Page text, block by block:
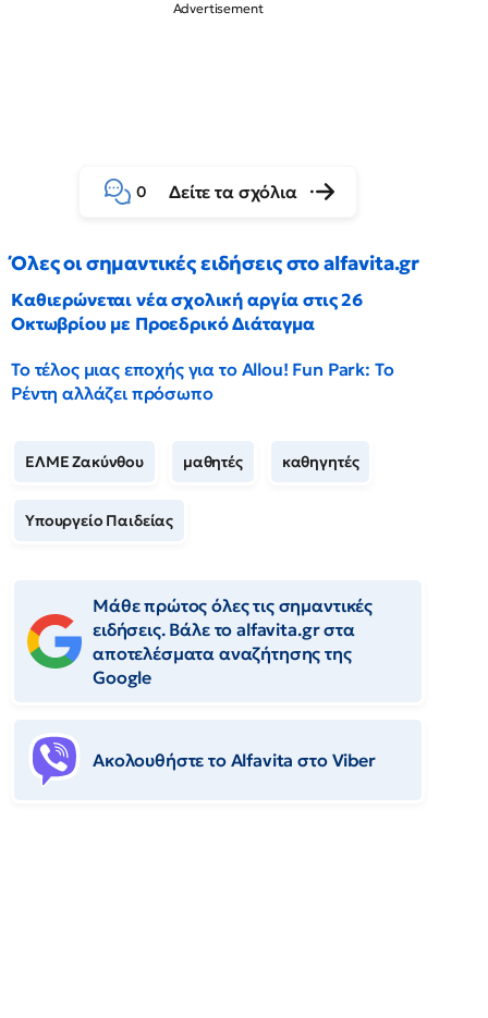
0 Δείτε τα σχόλια
Όλες οι σημαντικές ειδήσεις στο alfavita.gr
Καθιερώνεται νέα σχολική αργία στις 26
Οκτωβρίου με Προεδρικό Διάταγμα
Το τέλος μιας εποχής για το Allou! Fun Park: Το
Ρέντη αλλάζει πρόσωπο
ΕΛΜΕ Ζακύνθου μαθητές καθηγητές
Υπουργείο Παιδείας
Μάθε πρώτος όλες τις σημαντικές
ειδήσεις. Βάλε το alfavita.gr στα
αποτελέσματα αναζήτησης της
Google
Ακολουθήστε το Αlfavita στο Viber